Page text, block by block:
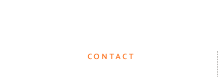
CONTACT